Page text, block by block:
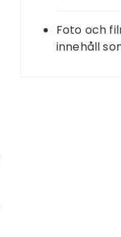
Foto och
innehåll